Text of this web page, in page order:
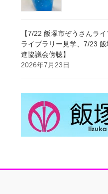
【7/22 飯塚市ぞうさんラ
ライブラリー見学、7/23
進協議会傍聴】
2026年7月23日